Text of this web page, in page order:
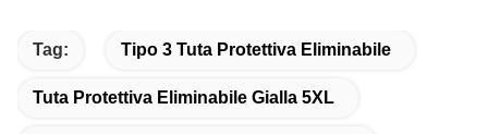
Tag: Tipo 3 Tuta Protettiva Eliminabile
Tuta Protettiva Eliminabile Gialla 5XL